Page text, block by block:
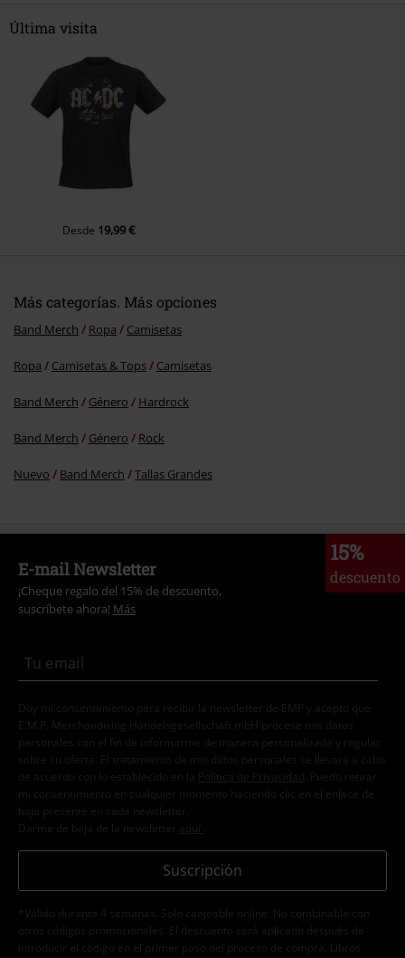
Enviar comentario
Última visita
Desde 19,99 €
Más categorías. Más opciones
Band Merch Ropa Camisetas
Ropa Camisetas & Tops Camisetas
Band Merch Género Hardrock
Band Merch Género Rock
Nuevo Band Merch Tallas Grandes
15%
descuento
E-mail Newsletter
¡Cheque regalo del 15% de descuento,
suscríbete ahora! Más
Doy mi consentimiento para recibir la newsletter de EMP y acepto que
E.M.P. Merchandising Handelsgesellschaft mbH procese mis datos
personales con el fin de informarme de manera personalizada y regular
sobre su oferta. El tratamiento de mis datos personales se llevará a cabo
de acuerdo con lo establecido en la
Política de Privacidad . Puedo retirar
mi consentimiento en cualquier momento haciendo clic en el enlace de
baja presente en cada newsletter.
Darme de baja de la newsletter
aquí
Suscripción
*Válido durante 4 semanas. Solo canjeable online. No combinable con
otros códigos promocionales. El descuento será aplicado después de
introducir el código en el primer paso del proceso de compra. Libros,